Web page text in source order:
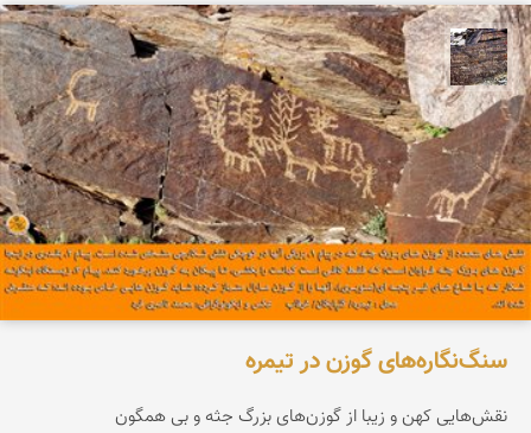
محمد ناصری فرد
سنگ‌نگاره‌های گوزن در تیمره
نقش‌هایی کهن و زیبا از گوزن‌های بزرگ جثه و بی همگون